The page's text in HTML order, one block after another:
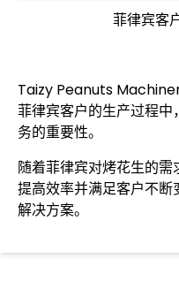
菲律宾客
Taizy Peanuts
菲律宾客户的生产过程
务的重要性。
随着菲律宾对烤花生的
提高效率并满足客户不
解决方案。